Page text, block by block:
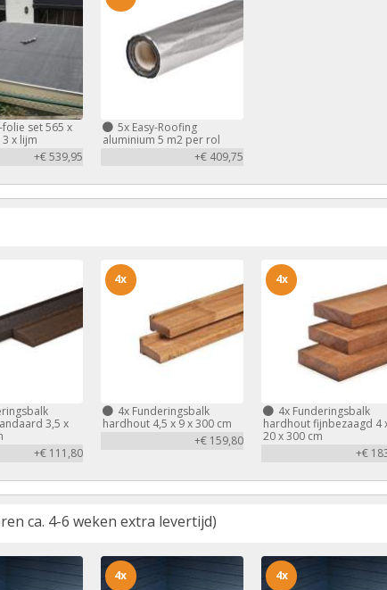
folie set 565 x
x lijm
+€ 539,95
5xEasy-Roofing
aluminium 5 m2 per rol
+€ 409,75
3,5 x
+€ 111,80
4xFunderingsbalk
hardhout 4,5 x 9 x 300 cm
+€ 159,80
4x
4x Funderingsbalk
hardhout fijnbezaagd 4
20 x 300 cm
+€
4x
ca. 4-6 weken extra levertijd)
4x 4x